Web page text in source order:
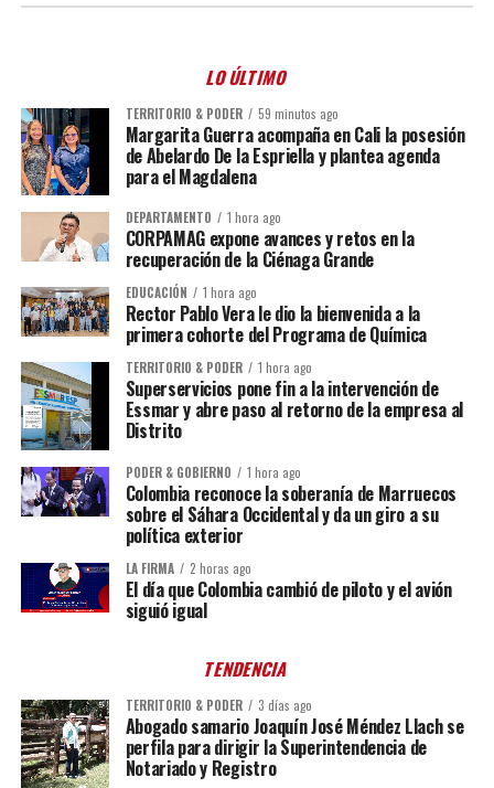
LO ÚLTIMO
TERRITORIO & PODER 59 minutos ago
Margarita Guerra acompaña en Cali la posesión
de Abelardo De la Espriella y plantea agenda
para el Magdalena
DEPARTAMENTO 1 hora ago
CORPAMAG expone avances y retos en la
recuperación de la Ciénaga Grande
EDUCACIÓN 1 hora ago
Rector Pablo Vera le dio la bienvenida a la
primera cohorte del Programa de Química
TERRITORIO & PODER 1 hora ago
Superservicios pone fin a la intervención de
Essmar y abre paso al retorno de la empresa al
Distrito
PODER & GOBIERNO 1 hora ago
Colombia reconoce la soberanía de Marruecos
sobre el Sáhara Occidental y da un giro a su
política exterior
LA FIRMA 2 horas ago
El día que Colombia cambió de piloto y el avión
siguió igual
TENDENCIA
TERRITORIO & PODER 3 días ago
Abogado samario Joaquín José Méndez Llach se
perfila para dirigir la Superintendencia de
Notariado y Registro